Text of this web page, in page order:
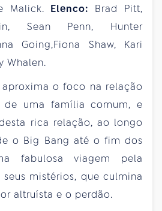
Malick. Elenco: Brad Pitt,
Sean Penn, Hunter
Going,Fiona Shaw, Kari
Whalen.
o foco na relação
uma família comum, e
rica relação, ao longo
o Big Bang até o fim dos
fabulosa viagem pela
mistérios, que culmina
altruísta e o perdão.